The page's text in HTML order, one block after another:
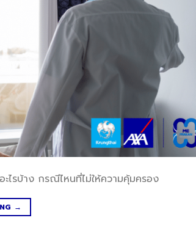
ะไรบ้าง กรณีไหนที่ไม่ให้ความคุ้มครอง
→